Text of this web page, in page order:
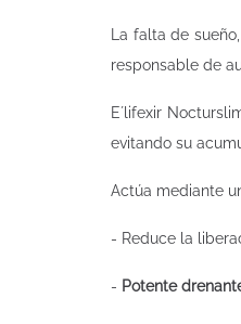
La falta de
responsable de
E´lifexir
evitando su
Actúa mediante
- Reduce la
- Potente